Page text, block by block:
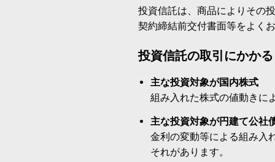
投資信託は、商品によりその
契約締結前交付書面等をよく
投資信託の取引にかか
主な投資対象が国内株式
組み入れた株式の値動きに
主な投資対象が円建て公社
金利の変動等による組み入
それがあります。